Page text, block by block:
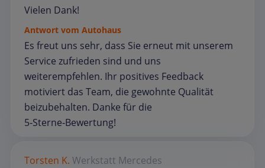
Vielen Dank!
Antwort vom Autohaus
Es freut uns sehr, dass Sie erneut mit unserem
Service zufrieden sind und uns
weiterempfehlen. Ihr positives Feedback
motiviert das Team, die gewohnte Qualität
beizubehalten. Danke für die
5‑Sterne‑Bewertung!
Torsten K. Werkstatt Mercedes